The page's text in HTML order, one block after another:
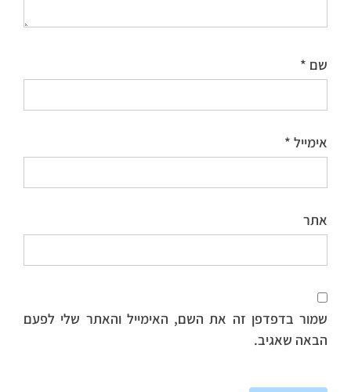
שם *
אימייל *
אתר
שמור בדפדפן זה את השם, האימייל והאתר שלי לפעם
הבאה שאגיב.